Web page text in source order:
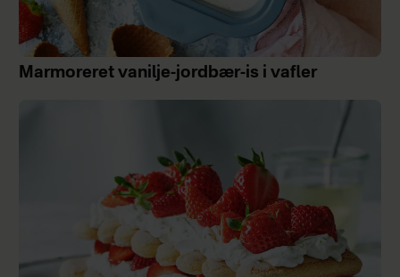
Marmoreret vanilje-jordbær-is i vafler